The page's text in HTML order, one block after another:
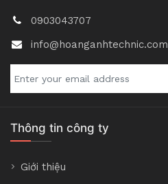
0903043707
info@hoanganhtechnic.com
Thông tin công ty
Giới thiệu